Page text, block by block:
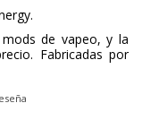
de vapeo, y la
Fabricadas por